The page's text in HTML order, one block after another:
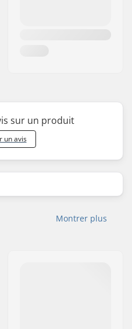
sur un produit
un avis
Montrer plus